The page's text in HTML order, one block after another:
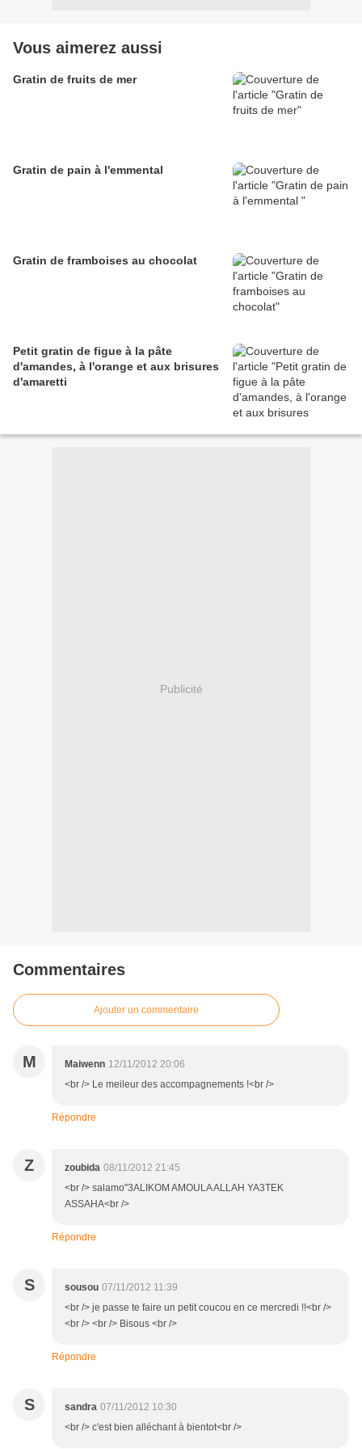
Vous aimerez aussi
Gratin de fruits de mer
Gratin de pain à l'emmental
Gratin de framboises au chocolat
Petit gratin de figue à la pâte
d'amandes, à l'orange et aux brisures
d'amaretti
Publicité
Commentaires
Ajouter un commentaire
M Maiwenn 12/11/2012 20:06
<br /> Le meileur des accompagnements !<br />
Répondre
Z zoubida 08/11/2012 21:45
<br /> salamo"3ALIKOM AMOULA ALLAH YA3TEK
ASSAHA<br />
Répondre
S sousou 07/11/2012 11:39
<br /> je passe te faire un petit coucou en ce mercredi !!<br />
<br /> <br /> Bisous <br />
Répondre
S sandra 07/11/2012 10:30
<br /> c'est bien alléchant à bientot<br />